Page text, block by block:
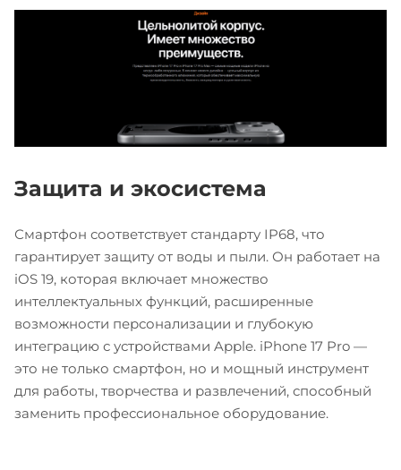
Защита и экосистема
Смартфон соответствует стандарту IP68, что
гарантирует защиту от воды и пыли. Он работает на
iOS 19, которая включает множество
интеллектуальных функций, расширенные
возможности персонализации и глубокую
интеграцию с устройствами Apple. iPhone 17 Pro —
это не только смартфон, но и мощный инструмент
для работы, творчества и развлечений, способный
заменить профессиональное оборудование.